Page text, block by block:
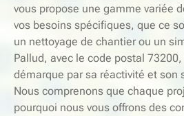
vous propose une gamme variée
vos besoins spécifiques, que ce
un nettoyage de chantier ou un
Pallud, avec le code postal
démarque par sa réactivité et son
Nous comprenons que chaque
pourquoi nous vous offrons des